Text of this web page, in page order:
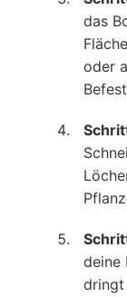
das
oder
deine
dringt